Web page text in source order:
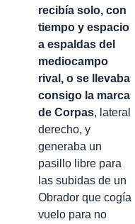
recibía solo, con
tiempo y espacio
a espaldas del
mediocampo
rival, o se llevaba
consigo la marca
de Corpas, lateral
derecho, y
generaba un
pasillo libre para
las subidas de un
Obrador que cogía
vuelo para no